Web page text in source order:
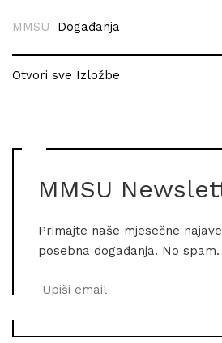
MMSU Događanja
Otvori sve Izložbe
MMSU
Primajte naše mjesečne
posebna događanja. No spam.